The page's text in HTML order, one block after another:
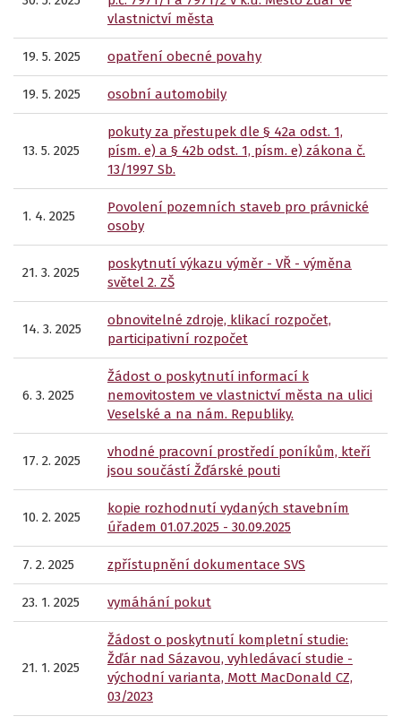
vlastnictví města
19. 5. 2025 opatření obecné povahy
19. 5. 2025 osobní automobily
13. 5. 2025
pokuty za přestupek dle § 42a odst. 1,
písm. e) a § 42b odst. 1, písm. e) zákona č.
13/1997 Sb.
1. 4. 2025
Povolení pozemních staveb pro právnické
osoby
21. 3. 2025
poskytnutí výkazu výměr - VŘ - výměna
světel 2. ZŠ
14. 3. 2025
obnovitelné zdroje, klikací rozpočet,
participativní rozpočet
6. 3. 2025
Žádost o poskytnutí informací k
nemovitostem ve vlastnictví města na ulici
Veselské a na nám. Republiky.
17. 2. 2025
vhodné pracovní prostředí poníkům, kteří
jsou součástí Žďárské pouti
10. 2. 2025
kopie rozhodnutí vydaných stavebním
úřadem 01.07.2025 - 30.09.2025
7. 2. 2025 zpřístupnění dokumentace SVS
23. 1. 2025 vymáhání pokut
21. 1. 2025
Žádost o poskytnutí kompletní studie:
Žďár nad Sázavou, vyhledávací studie -
východní varianta, Mott MacDonald CZ,
03/2023